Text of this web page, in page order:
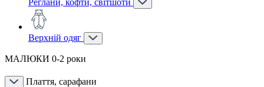
Реглани, кофти, світшоти
Верхній одяг
МАЛЮКИ 0-2 роки
Плаття, сарафани